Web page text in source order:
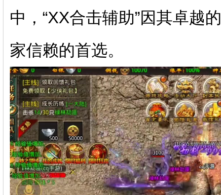
中，“XX合击辅助”因其卓越
家信赖的首选。